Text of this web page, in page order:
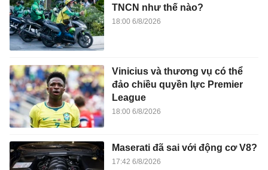
TNCN như thế nào?
18:00 6/8/2026
Vinicius và thương vụ có thể
đảo chiều quyền lực Premier
League
18:00 6/8/2026
Maserati đã sai với động cơ V8?
17:42 6/8/2026